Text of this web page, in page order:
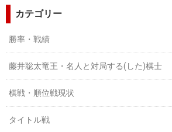
カテゴリー
勝率・戦績
藤井聡太竜王・名人と対局する(した)棋士
棋戦・順位戦現状
タイトル戦